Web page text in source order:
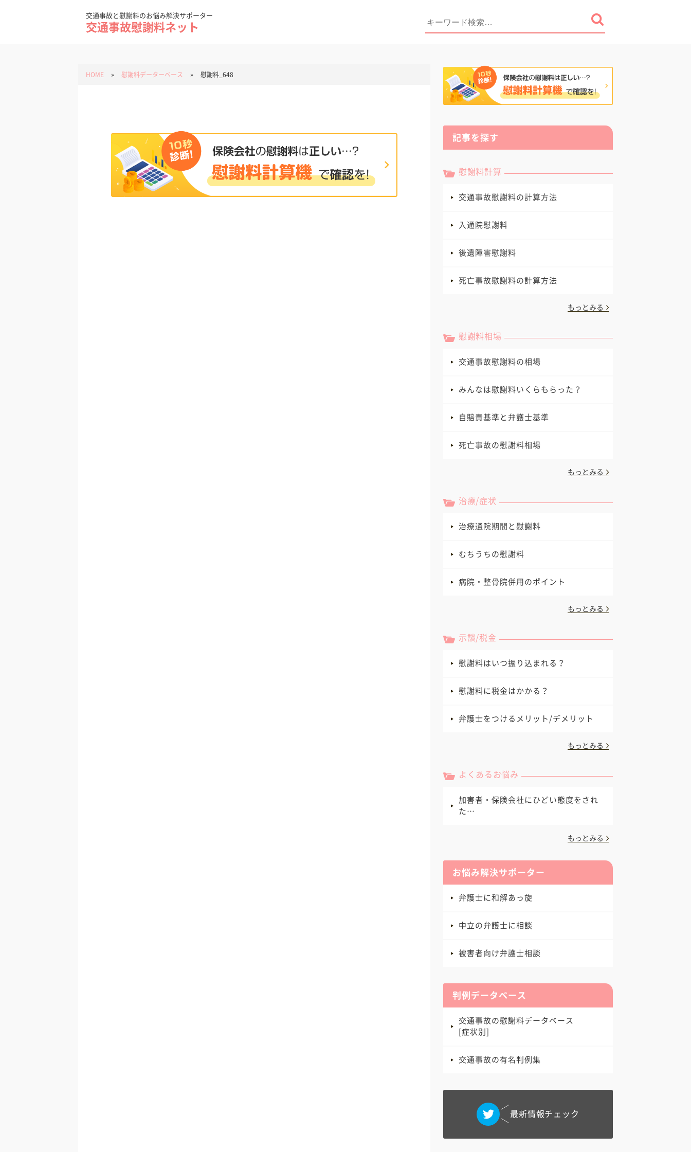
交通事故と慰謝料のお悩み解決サポーター
交通事故慰謝料ネット
HOME » 慰謝料データーベース » 慰謝料_648
記事を探す
慰謝料計算
交通事故慰謝料の計算方法
入通院慰謝料
後遺障害慰謝料
死亡事故慰謝料の計算方法
もっとみる
慰謝料相場
交通事故慰謝料の相場
みんなは慰謝料いくらもらった？
自賠責基準と弁護士基準
死亡事故の慰謝料相場
もっとみる
治療/症状
治療通院期間と慰謝料
むちうちの慰謝料
病院・整骨院併用のポイント
もっとみる
示談/税金
慰謝料はいつ振り込まれる？
慰謝料に税金はかかる？
弁護士をつけるメリット/デメリット
もっとみる
よくあるお悩み
加害者・保険会社にひどい態度をされ
た…
もっとみる
お悩み解決サポーター
弁護士に和解あっ旋
中立の弁護士に相談
被害者向け弁護士相談
判例データベース
交通事故の慰謝料データベース
[症状別]
交通事故の有名判例集
最新情報チェック